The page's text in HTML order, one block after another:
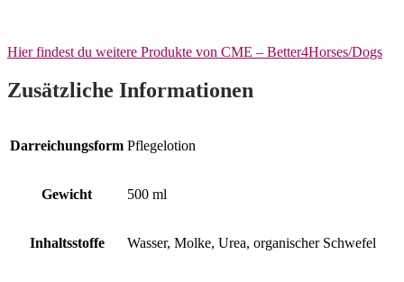
Hier findest du weitere Produkte von CME – Better4Horses/Dogs
Zusätzliche Informationen
Darreichungsform Pflegelotion
Gewicht 500 ml
Inhaltsstoffe Wasser, Molke, Urea, organischer Schwefel